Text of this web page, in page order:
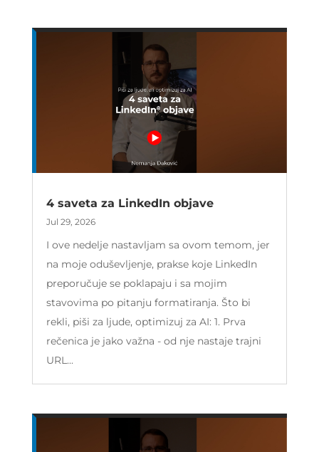
4 saveta za LinkedIn objave
Jul 29, 2026
I ove nedelje nastavljam sa ovom temom, jer
na moje oduševljenje, prakse koje LinkedIn
preporučuje se poklapaju i sa mojim
stavovima po pitanju formatiranja. Što bi
rekli, piši za ljude, optimizuj za AI: 1. Prva
rečenica je jako važna - od nje nastaje trajni
URL...